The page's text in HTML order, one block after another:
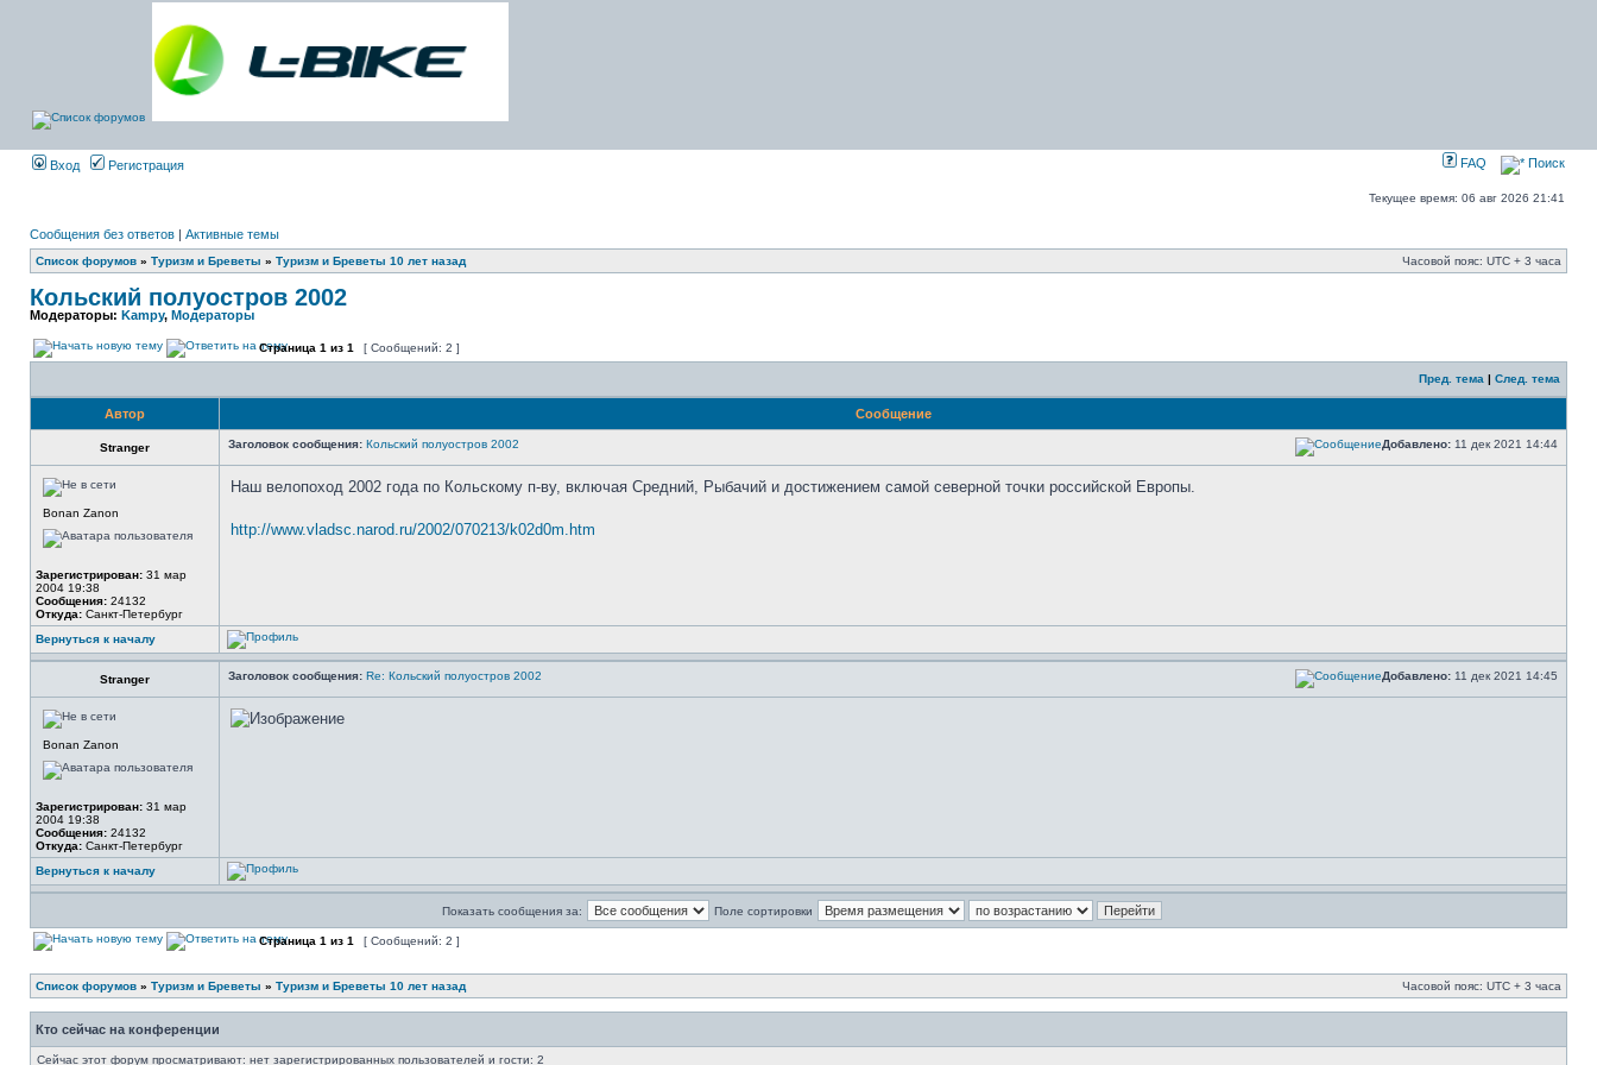
Вход Регистрация FAQ Поиск
Текущее время: 06 авг 2026 21:41
Сообщения без ответов | Активные темы
Список форумов » Туризм и Бреветы » Туризм и Бреветы 10 лет назад Часовой пояс: UTC + 3 часа
Кольский полуостров 2002
Модераторы: Kampy, Модераторы
Страница 1 из 1 [ Сообщений: 2 ]
Пред. тема | След. тема
Автор Сообщение
Stranger Заголовок сообщения: Кольский полуостров 2002 Добавлено: 11 дек 2021 14:44
Bonan Zanon
Зарегистрирован: 31 мар
2004 19:38
Сообщения: 24132
Откуда: Санкт-Петербург
Наш велопоход 2002 года по Кольскому п-ву, включая Средний, Рыбачий и достижением самой северной точки российской Европы.
http://www.vladsc.narod.ru/2002/070213/k02d0m.htm
Вернуться к началу
Stranger Заголовок сообщения: Re: Кольский полуостров 2002 Добавлено: 11 дек 2021 14:45
Bonan Zanon
Зарегистрирован: 31 мар
2004 19:38
Сообщения: 24132
Откуда: Санкт-Петербург
Вернуться к началу
Показать сообщения за: Поле сортировки
Страница 1 из 1 [ Сообщений: 2 ]
Список форумов » Туризм и Бреветы » Туризм и Бреветы 10 лет назад Часовой пояс: UTC + 3 часа
Кто сейчас на конференции
Сейчас этот форум просматривают: нет зарегистрированных пользователей и гости: 2